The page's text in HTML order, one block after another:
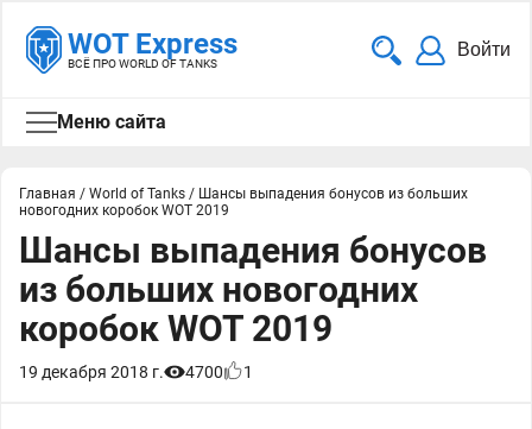
WOT Express
ВСЁ ПРО WORLD OF TANKS
Войти
Меню сайта
Главная / World of Tanks / Шансы выпадения бонусов из больших
новогодних коробок WOT 2019
Шансы выпадения бонусов
из больших новогодних
коробок WOT 2019
19 декабря 2018 г. 4700 1